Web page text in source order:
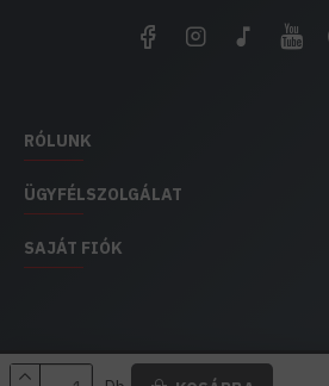
RÓLUNK
ÜGYFÉLSZOLGÁLAT
SAJÁT FIÓK
EH IMPEX / Copyright © 1991-